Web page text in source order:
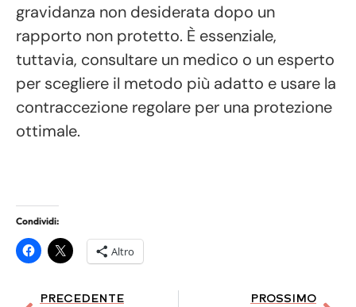
gravidanza non desiderata dopo un
rapporto non protetto. È essenziale,
tuttavia, consultare un medico o un esperto
per scegliere il metodo più adatto e usare la
contraccezione regolare per una protezione
ottimale.
Condividi:
Altro
PRECEDENTE PROSSIMO